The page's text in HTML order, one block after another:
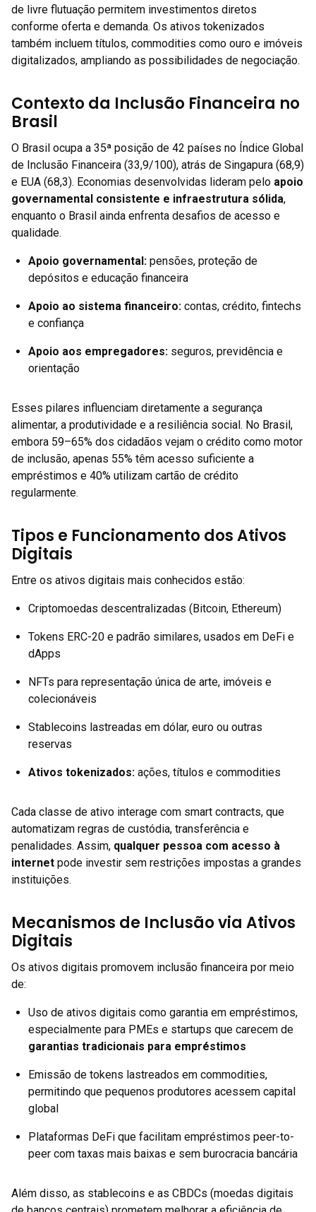
de livre flutuação permitem investimentos diretos
conforme oferta e demanda. Os ativos tokenizados
também incluem títulos, commodities como ouro e imóveis
digitalizados, ampliando as possibilidades de negociação.
Contexto da Inclusão Financeira no
Brasil
O Brasil ocupa a 35ª posição de 42 países no Índice Global
de Inclusão Financeira (33,9/100), atrás de Singapura (68,9)
e EUA (68,3). Economias desenvolvidas lideram pelo apoio
governamental consistente e infraestrutura sólida,
enquanto o Brasil ainda enfrenta desafios de acesso e
qualidade.
Apoio governamental: pensões, proteção de
depósitos e educação financeira
Apoio ao sistema financeiro: contas, crédito, fintechs
e confiança
Apoio aos empregadores: seguros, previdência e
orientação
Esses pilares influenciam diretamente a segurança
alimentar, a produtividade e a resiliência social. No Brasil,
embora 59–65% dos cidadãos vejam o crédito como motor
de inclusão, apenas 55% têm acesso suficiente a
empréstimos e 40% utilizam cartão de crédito
regularmente.
Tipos e Funcionamento dos Ativos
Digitais
Entre os ativos digitais mais conhecidos estão:
Criptomoedas descentralizadas (Bitcoin, Ethereum)
Tokens ERC-20 e padrão similares, usados em DeFi e
dApps
NFTs para representação única de arte, imóveis e
colecionáveis
Stablecoins lastreadas em dólar, euro ou outras
reservas
Ativos tokenizados: ações, títulos e commodities
Cada classe de ativo interage com smart contracts, que
automatizam regras de custódia, transferência e
penalidades. Assim, qualquer pessoa com acesso à
internet pode investir sem restrições impostas a grandes
instituições.
Mecanismos de Inclusão via Ativos
Digitais
Os ativos digitais promovem inclusão financeira por meio
de:
Uso de ativos digitais como garantia em empréstimos,
especialmente para PMEs e startups que carecem de
garantias tradicionais para empréstimos
Emissão de tokens lastreados em commodities,
permitindo que pequenos produtores acessem capital
global
Plataformas DeFi que facilitam empréstimos peer-to-
peer com taxas mais baixas e sem burocracia bancária
Além disso, as stablecoins e as CBDCs (moedas digitais